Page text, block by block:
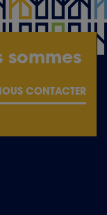
sommes
CONTACTER